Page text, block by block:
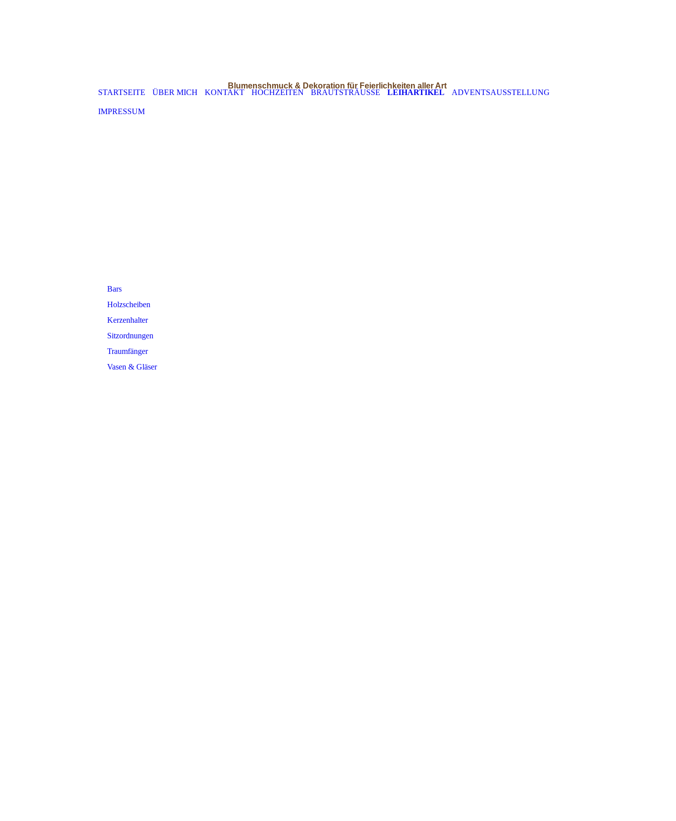
Blumenschmuck & Dekoration für Feierlichkeiten aller Art
STARTSEITE ÜBER MICH KONTAKT HOCHZEITEN BRAUTSTRÄUSSE LEIHARTIKEL ADVENTSAUSSTELLUNG
IMPRESSUM
Bars
Holzscheiben
Kerzenhalter
Sitzordnungen
Traumfänger
Vasen & Gläser